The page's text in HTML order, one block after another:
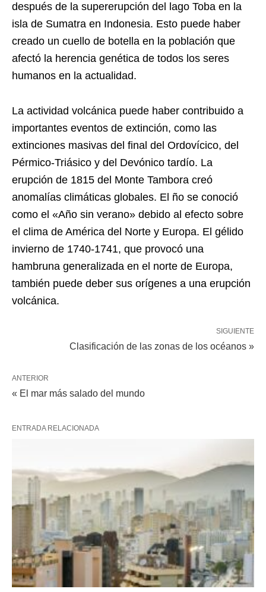
después de la supererupción del lago Toba en la
isla de Sumatra en Indonesia. Esto puede haber
creado un cuello de botella en la población que
afectó la herencia genética de todos los seres
humanos en la actualidad.
La actividad volcánica puede haber contribuido a
importantes eventos de extinción, como las
extinciones masivas del final del Ordovícico, del
Pérmico-Triásico y del Devónico tardío. La
erupción de 1815 del Monte Tambora creó
anomalías climáticas globales. El ño se conoció
como el «Año sin verano» debido al efecto sobre
el clima de América del Norte y Europa. El gélido
invierno de 1740-1741, que provocó una
hambruna generalizada en el norte de Europa,
también puede deber sus orígenes a una erupción
volcánica.
SIGUIENTE
Clasificación de las zonas de los océanos »
ANTERIOR
« El mar más salado del mundo
ENTRADA RELACIONADA